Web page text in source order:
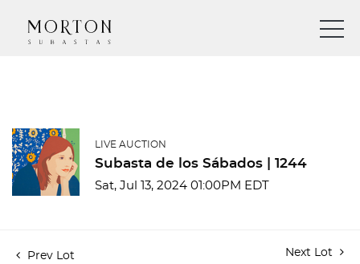
LIVE AUCTION
Subasta de los Sábados | 1244
Sat, Jul 13, 2024 01:00PM EDT
Prev Lot Next Lot